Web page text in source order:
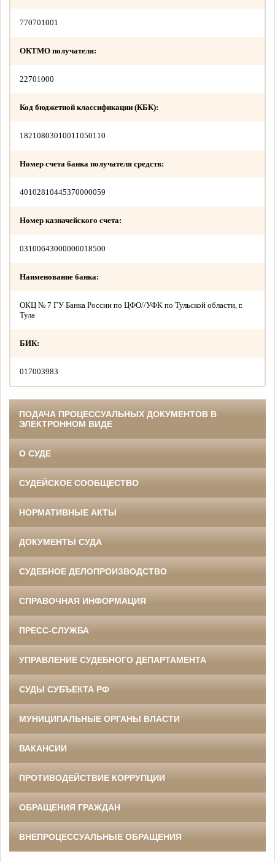
770701001
ОКТМО получателя:
22701000
Код бюджетной классификации (КБК):
18210803010011050110
Номер счета банка получателя средств:
40102810445370000059
Номер казначейского счета:
03100643000000018500
Наименование банка:
ОКЦ № 7 ГУ Банка России по ЦФО//УФК по Тульской области, г.
Тула
БИК:
017003983
ПОДАЧА ПРОЦЕССУАЛЬНЫХ ДОКУМЕНТОВ В
ЭЛЕКТРОННОМ ВИДЕ
О СУДЕ
СУДЕЙСКОЕ СООБЩЕСТВО
НОРМАТИВНЫЕ АКТЫ
ДОКУМЕНТЫ СУДА
СУДЕБНОЕ ДЕЛОПРОИЗВОДСТВО
СПРАВОЧНАЯ ИНФОРМАЦИЯ
ПРЕСС-СЛУЖБА
УПРАВЛЕНИЕ СУДЕБНОГО ДЕПАРТАМЕНТА
СУДЫ СУБЪЕКТА РФ
МУНИЦИПАЛЬНЫЕ ОРГАНЫ ВЛАСТИ
ВАКАНСИИ
ПРОТИВОДЕЙСТВИЕ КОРРУПЦИИ
ОБРАЩЕНИЯ ГРАЖДАН
ВНЕПРОЦЕССУАЛЬНЫЕ ОБРАЩЕНИЯ